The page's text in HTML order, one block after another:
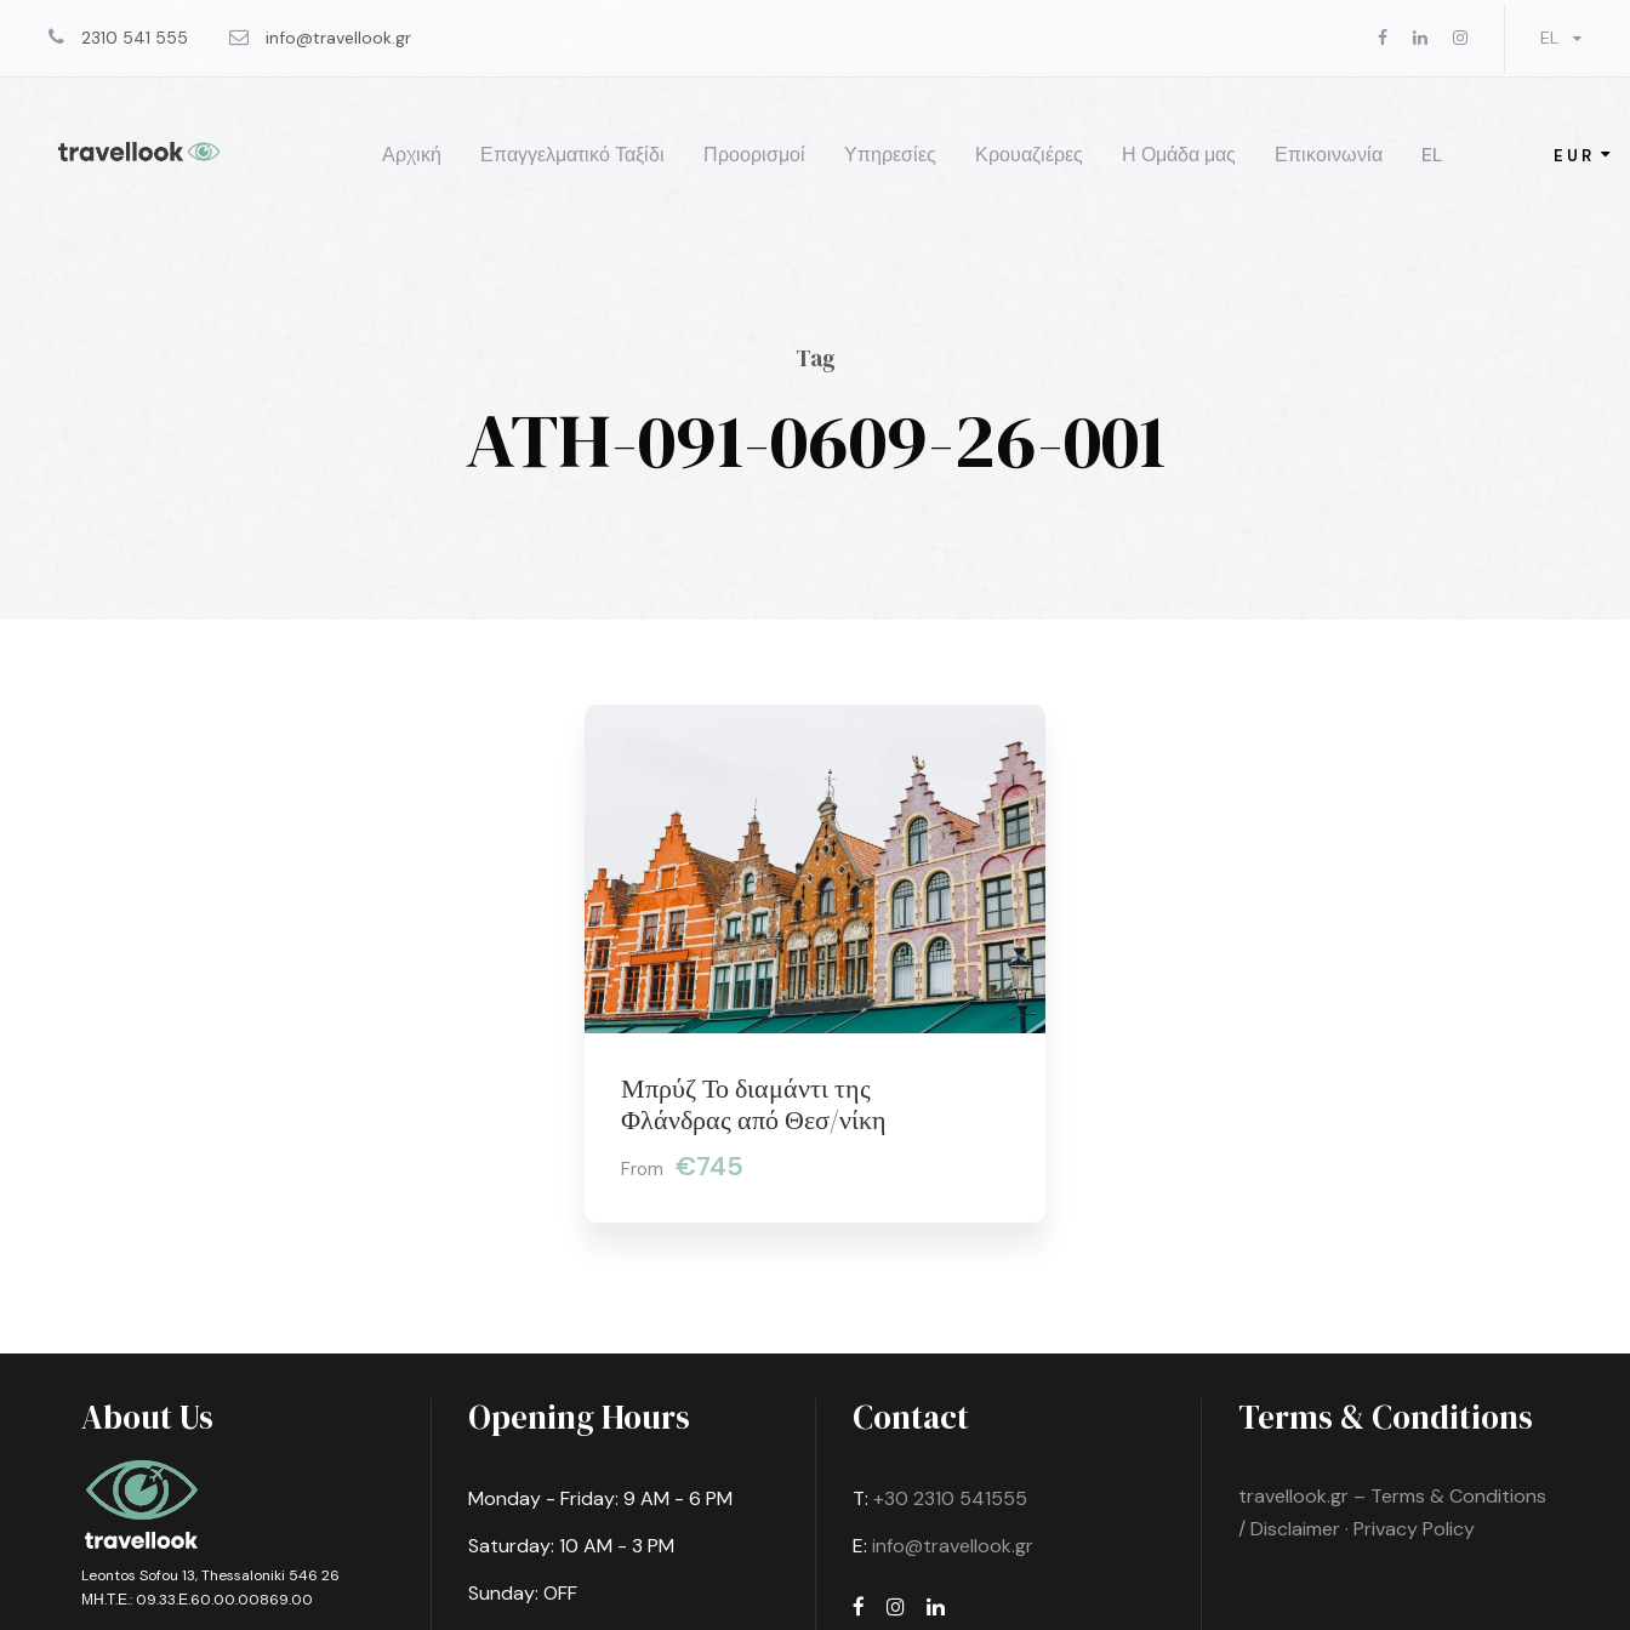
2310 541 555 info@travellook.gr EL
Αρχική Επαγγελματικό Ταξίδι Προορισμοί Υπηρεσίες Κρουαζιέρες Η Ομάδα μας Επικοινωνία EL EUR
Tag
ATH-091-0609-26-001
Μπρύζ Το διαμάντι της
Φλάνδρας από Θεσ/νίκη
From €745
About Us
Leontos Sofou 13, Thessaloniki 546 26
ΜΗ.Τ.Ε.: 09.33.Ε.60.00.00869.00
Opening Hours
Monday - Friday: 9 AM - 6 PM
Saturday: 10 AM - 3 PM
Sunday: OFF
Contact
T: +30 2310 541555
E: info@travellook.gr
Terms & Conditions
travellook.gr – Terms & Conditions
/ Disclaimer · Privacy Policy